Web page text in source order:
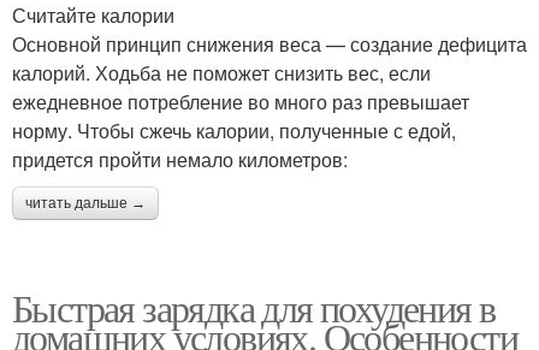
Считайте калории
Основной принцип снижения веса — создание дефицита
калорий. Ходьба не поможет снизить вес, если
ежедневное потребление во много раз превышает
норму. Чтобы сжечь калории, полученные с едой,
придется пройти немало километров:
читать дальше →
Быстрая зарядка для похудения в
домашних условиях. Особенности